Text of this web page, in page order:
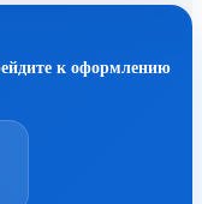
к оформлению